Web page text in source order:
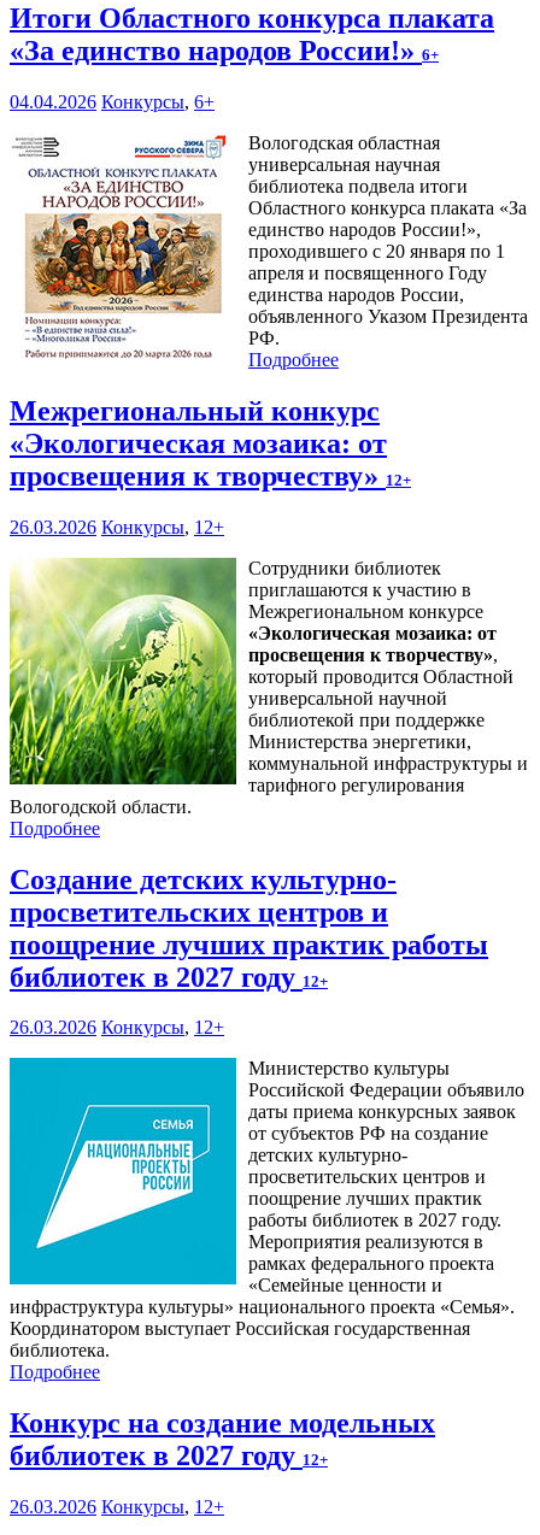
Итоги Областного конкурса плаката
«За единство народов России!» 6+
04.04.2026 Конкурсы, 6+
Вологодская областная
универсальная научная
библиотека подвела итоги
Областного конкурса плаката «За
единство народов России!»,
проходившего с 20 января по 1
апреля и посвященного Году
единства народов России,
объявленного Указом Президента
РФ.
Подробнее
Межрегиональный конкурс
«Экологическая мозаика: от
просвещения к творчеству» 12+
26.03.2026 Конкурсы, 12+
Сотрудники библиотек
приглашаются к участию в
Межрегиональном конкурсе
«Экологическая мозаика: от
просвещения к творчеству»,
который проводится Областной
универсальной научной
библиотекой при поддержке
Министерства энергетики,
коммунальной инфраструктуры и
тарифного регулирования
Вологодской области.
Подробнее
Создание детских культурно-
просветительских центров и
поощрение лучших практик работы
библиотек в 2027 году 12+
26.03.2026 Конкурсы, 12+
Министерство культуры
Российской Федерации объявило
даты приема конкурсных заявок
от субъектов РФ на создание
детских культурно-
просветительских центров и
поощрение лучших практик
работы библиотек в 2027 году.
Мероприятия реализуются в
рамках федерального проекта
«Семейные ценности и
инфраструктура культуры» национального проекта «Семья».
Координатором выступает Российская государственная
библиотека.
Подробнее
Конкурс на создание модельных
библиотек в 2027 году 12+
26.03.2026 Конкурсы, 12+